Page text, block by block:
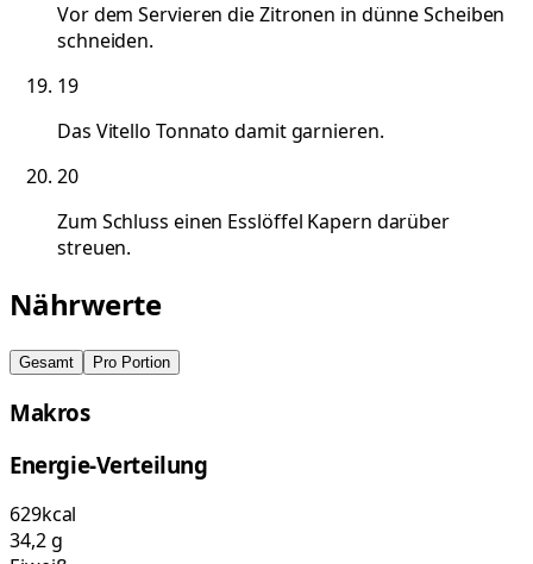
Vor dem Servieren die Zitronen in dünne Scheiben
schneiden.
19
Das Vitello Tonnato damit garnieren.
20
Zum Schluss einen Esslöffel Kapern darüber
streuen.
Nährwerte
Gesamt Pro Portion
Makros
Energie-Verteilung
629kcal
34,2g